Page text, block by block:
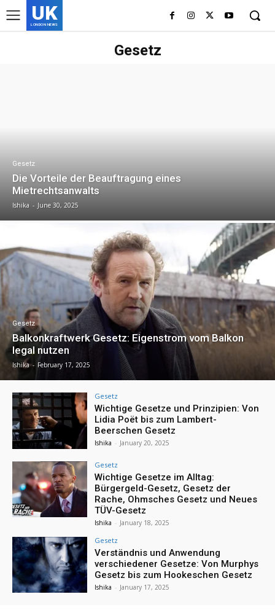
UK
LONDON NEWS
Gesetz
Gesetz
Die Vorteile der Beauftragung eines
Mietrechtsanwalts
Ishika - June 30, 2025
Gesetz
Balkonkraftwerk Gesetz: Eigenstrom vom Balkon
legal nutzen
Ishika - February 17, 2025
Gesetz
Wichtige Gesetze und Prinzipien: Von
Lidia Poët bis zum Lambert-
Beerschen Gesetz
Ishika - January 20, 2025
Gesetz
Wichtige Gesetze im Alltag:
Bürgergeld-Gesetz, Gesetz der
Rache, Ohmsches Gesetz und Neues
TÜV-Gesetz
Ishika - January 18, 2025
Gesetz
Verständnis und Anwendung
verschiedener Gesetze: Von Murphys
Gesetz bis zum Hookeschen Gesetz
Ishika - January 17, 2025